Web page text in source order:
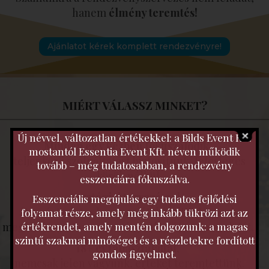
hanem élmény teremtés!
Ajánlatot kérek komplett rendezvényre!
MIÉRT VÁLASSZ MINKET?
Minden egy kézben fókuszálódik,
teljes körű szolgáltatást biztosítunk, felesleges
körök nélkül.
Stratégiai tervezéssel,
átfogó, tudatos koncepciót, készítünk, amely
meghatározza a rendezvény stílusát és hangulatát.
18+ év tapasztalattal,
nemcsak jelen vagyunk, értéket teremtettünk.
Új névvel, változatlan értékekkel: a Bilds Event Kft.
mostantól Essentia Event Kft. néven működik
tovább – még tudatosabban, a rendezvény
esszenciára fókuszálva.
Esszenciális megújulás egy tudatos fejlődési
folyamat része, amely még inkább tükrözi azt az
értékrendet, amely mentén dolgozunk: a magas
szintű szakmai minőséget és a részletekre fordított
gondos figyelmet.